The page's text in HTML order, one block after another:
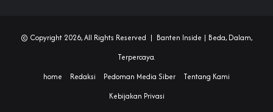
© Copyright 2026, All Rights Reserved | Banten Inside | Beda, Dalam,
Terpercaya.
home
Redaksi Pedoman Media Siber
Tentang Kami
Kebijakan Privasi